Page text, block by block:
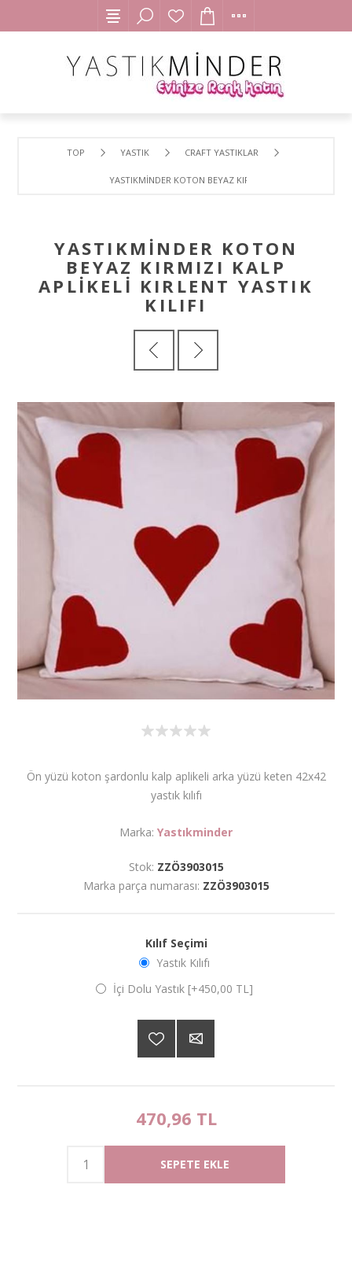
TOP YASTIK CRAFT YASTIKLAR
YASTIKMİNDER KOTON BEYAZ KIRMIZI KALP APLİKELİ
YASTIKMİNDER KOTON
BEYAZ KIRMIZI KALP
APLİKELİ KIRLENT YASTIK
KILIFI
Ön yüzü koton şardonlu kalp aplikeli arka yüzü keten 42x42
yastık kılıfı
Marka: Yastıkminder
Stok: ZZÖ3903015
Marka parça numarası: ZZÖ3903015
Kılıf Seçimi
Yastık Kılıfı
İçi Dolu Yastık [+450,00 TL]
470,96 TL